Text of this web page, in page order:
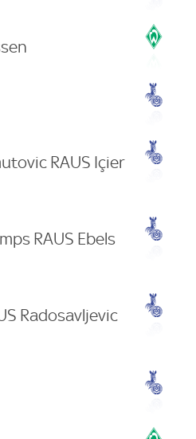
RAUS Içier
RAUS Ebels
Radosavljevic